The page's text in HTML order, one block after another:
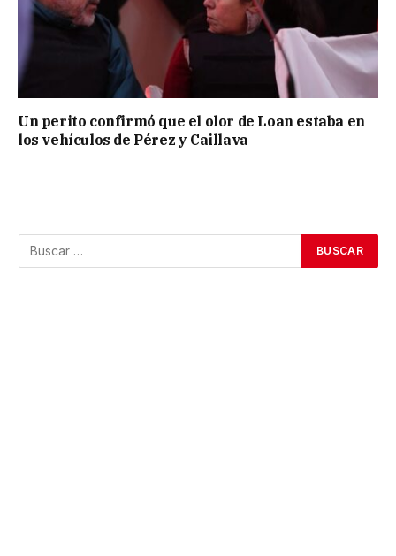
Un perito confirmó que el olor de Loan estaba en
los vehículos de Pérez y Caillava